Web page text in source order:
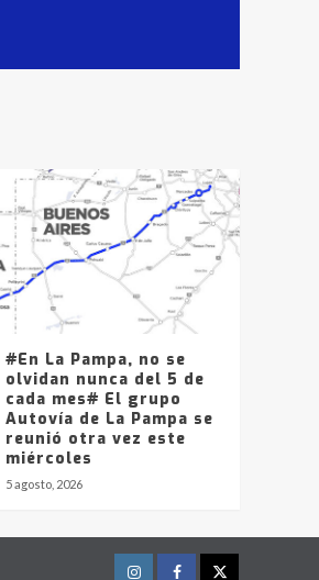
Identidad de los
adolescentes
pampeanos que fueron
protagonistas del fatal
accidente en la mañana
del lunes
Accidente en Ruta 5:
falleció un joven de
Trenque Lauquen
Los precios de los
combustibles en La
Pampa, desde YPF hasta
Axion entre 857 a 1338
pesos
#En La Pampa, no se
olvidan nunca del 5 de
cada mes# El grupo
Autovía de La Pampa se
reunió otra vez este
miércoles
5 agosto, 2026